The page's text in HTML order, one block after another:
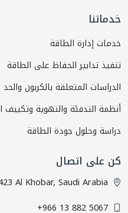
خدماتنا
خدمات إدارة الطاقة
تنفيذ تدابير الحفاظ على الطاقة
الدراسات المتعلقة بالكربون
أنظمة التدفئة والتهوية وتكييف
دراسة وحلول جودة الطاقة
كن على اتصال
Al Khobar, Saudi Arabia.
+966 13 882 5067